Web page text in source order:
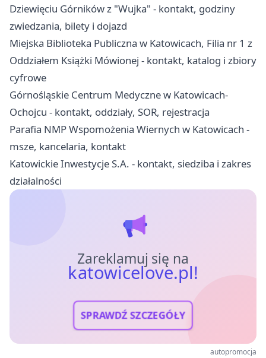
Dziewięciu Górników z "Wujka" - kontakt, godziny
zwiedzania, bilety i dojazd
Miejska Biblioteka Publiczna w Katowicach, Filia nr 1 z
Oddziałem Książki Mówionej - kontakt, katalog i zbiory
cyfrowe
Górnośląskie Centrum Medyczne w Katowicach-
Ochojcu - kontakt, oddziały, SOR, rejestracja
Parafia NMP Wspomożenia Wiernych w Katowicach -
msze, kancelaria, kontakt
Katowickie Inwestycje S.A. - kontakt, siedziba i zakres
działalności
Zareklamuj się na
katowicelove.pl!
SPRAWDŹ SZCZEGÓŁY
autopromocja